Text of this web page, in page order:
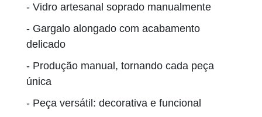
- Vidro artesanal soprado manualmente
- Gargalo alongado com acabamento
delicado
- Produção manual, tornando cada peça
única
- Peça versátil: decorativa e funcional